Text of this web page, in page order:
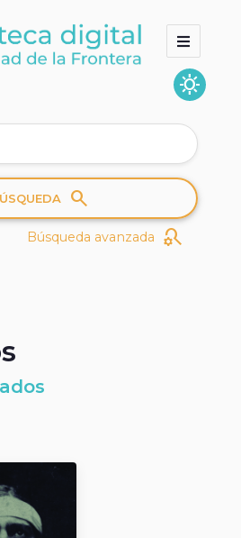
sunny
Colecciones
Quienes somos
search
Búsqueda avanzada search_gear